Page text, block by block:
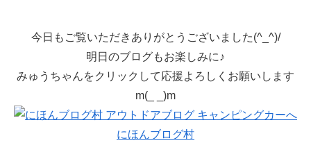
今日もご覧いただきありがとうございました(^_^)/
明日のブログもお楽しみに♪
みゅうちゃんをクリックして応援よろしくお願いします
m(_ _)m
にほんブログ村